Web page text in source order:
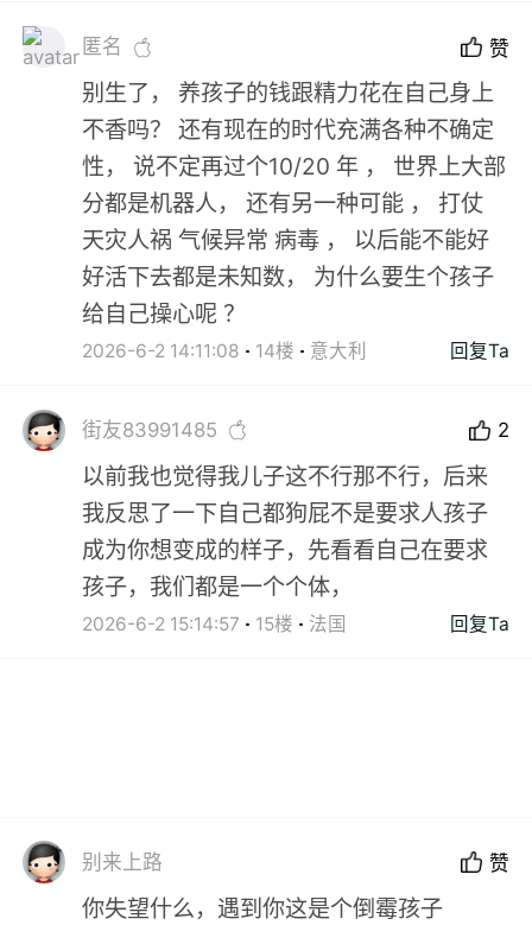
匿名 赞
别生了， 养孩子的钱跟精力花在自己身上
不香吗？ 还有现在的时代充满各种不确定
性， 说不定再过个10/20 年 ， 世界上大部
分都是机器人， 还有另一种可能 ， 打仗
天灾人祸 气候异常 病毒 ， 以后能不能好
好活下去都是未知数， 为什么要生个孩子
给自己操心呢 ？
2026-6-2 14:11:08 14楼 意大利 回复Ta
街友83991485 2
以前我也觉得我儿子这不行那不行，后来
我反思了一下自己都狗屁不是要求人孩子
成为你想变成的样子，先看看自己在要求
孩子，我们都是一个个体，
2026-6-2 15:14:57 15楼 法国 回复Ta
别来上路 赞
你失望什么，遇到你这是个倒霉孩子